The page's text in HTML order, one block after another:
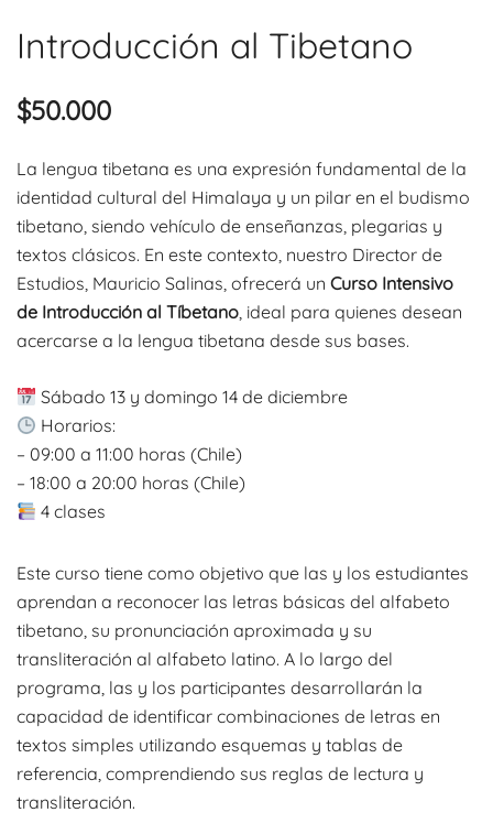
Introducción al Tibetano
$50.000
La lengua tibetana es una expresión fundamental de la
identidad cultural del Himalaya y un pilar en el budismo
tibetano, siendo vehículo de enseñanzas, plegarias y
textos clásicos. En este contexto, nuestro Director de
Estudios, Mauricio Salinas, ofrecerá un Curso Intensivo
de Introducción al Tíbetano, ideal para quienes desean
acercarse a la lengua tibetana desde sus bases.
Sábado 13 y domingo 14 de diciembre
Horarios:
– 09:00 a 11:00 horas (Chile)
– 18:00 a 20:00 horas (Chile)
4 clases
Este curso tiene como objetivo que las y los estudiantes
aprendan a reconocer las letras básicas del alfabeto
tibetano, su pronunciación aproximada y su
transliteración al alfabeto latino. A lo largo del
programa, las y los participantes desarrollarán la
capacidad de identificar combinaciones de letras en
textos simples utilizando esquemas y tablas de
referencia, comprendiendo sus reglas de lectura y
transliteración.